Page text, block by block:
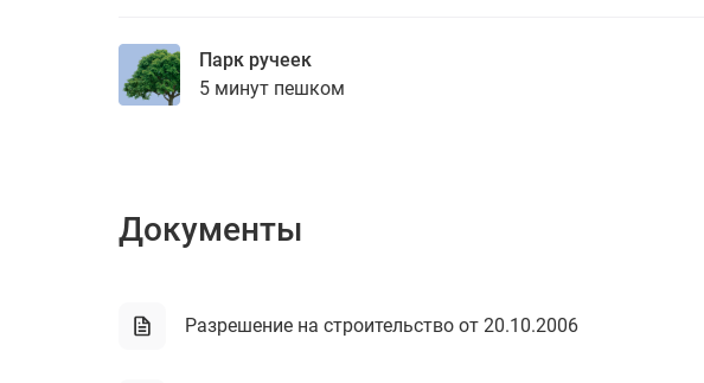
Парк ручеек
5 минут пешком
Документы
Разрешение на строительство от 20.10.2006